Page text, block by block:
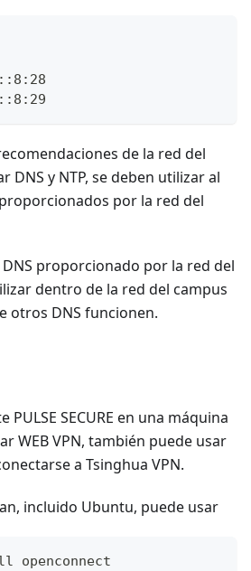
de la red del
DNS y NTP, se deben utilizar al
por la red del
proporcionado por la red del
dentro de la red del campus
otros DNS funcionen.
SECURE en una máquina
WEB VPN, también puede usar
a Tsinghua VPN.
incluido Ubuntu, puede usar
openconnect